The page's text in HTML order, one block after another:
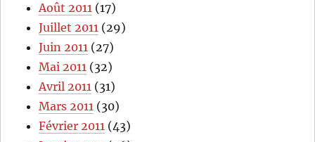
Août 2011 (17)
Juillet 2011 (29)
Juin 2011 (27)
Mai 2011 (32)
Avril 2011 (31)
Mars 2011 (30)
Février 2011 (43)